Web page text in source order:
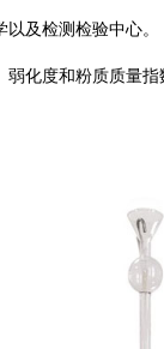
及检测检验中心。
化度和粉质质量